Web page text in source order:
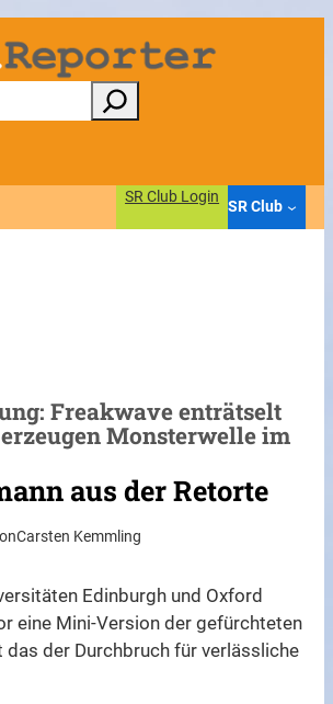
SR Club Login
SR Club
Freakwave enträtselt
Monsterwelle im
aus der Retorte
Carsten Kemmling
Edinburgh und Oxford
eine Mini-Version der gefürchteten
der Durchbruch für verlässliche